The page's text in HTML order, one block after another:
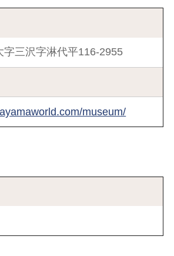
字三沢字淋代平116-2955
museum/